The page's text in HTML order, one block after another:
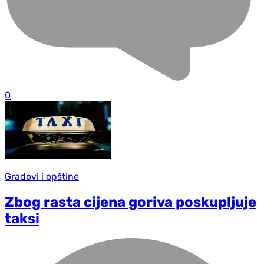
0
Gradovi i opštine
Zbog rasta cijena goriva poskupljuje
taksi